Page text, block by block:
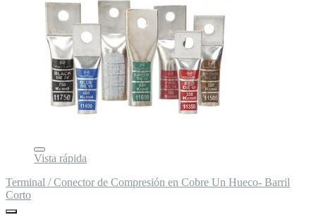
Vista rápida
Terminal / Conector de Compresión en Cobre Un Hueco- Barril
Corto